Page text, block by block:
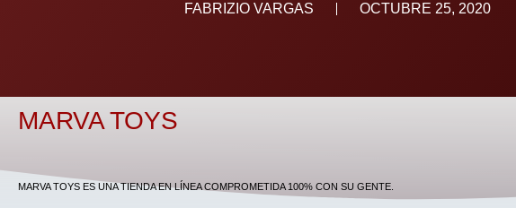
FABRIZIO VARGAS OCTUBRE 25, 2020
MARVA TOYS
MARVA TOYS ES UNA TIENDA EN LÍNEA COMPROMETIDA 100% CON SU GENTE.